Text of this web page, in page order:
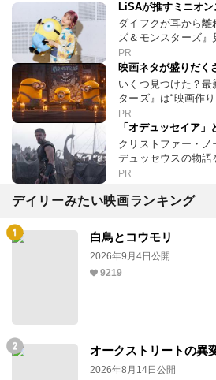
LiSAが推すミニオン
ダイフクが耳から
ズ＆モンスターズ』
PR
映画ネタが盛りだく
いくつ見つけた？最
ターズ』は“映画作り
PR
「オデュッセイア」
クリストファー・
デュッセウスの物語
PR
デイリーみたい映画ランキング
白鳥とコウモリ
2026年9月4日公開
9219
オークストリートの異
2026年8月14日公開